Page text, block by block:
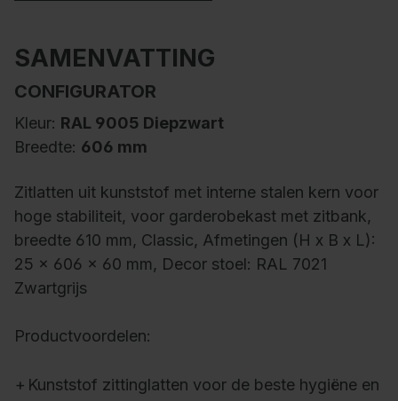
SAMENVATTING
CONFIGURATOR
Kleur: RAL 9005 Diepzwart
Breedte: 606 mm
Zitlatten uit kunststof met interne stalen kern voor
hoge stabiliteit, voor garderobekast met zitbank,
breedte 610 mm, Classic, Afmetingen (H x B x L):
25 x 606 x 60 mm, Decor stoel: RAL 7021
Zwartgrijs
Productvoordelen:
+ Kunststof zittinglatten voor de beste hygiëne en